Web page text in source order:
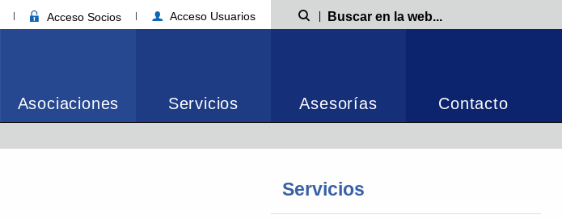
Acceso Socios Acceso Usuarios Búsqueda
Asociaciones Servicios Asesorías Contacto
Servicios